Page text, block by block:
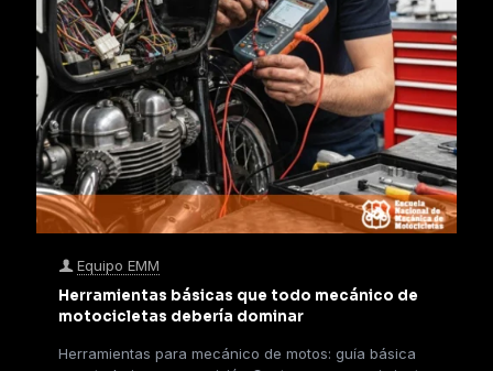
Equipo EMM
Herramientas básicas que todo mecánico de
motocicletas debería dominar
Herramientas para mecánico de motos: guía básica